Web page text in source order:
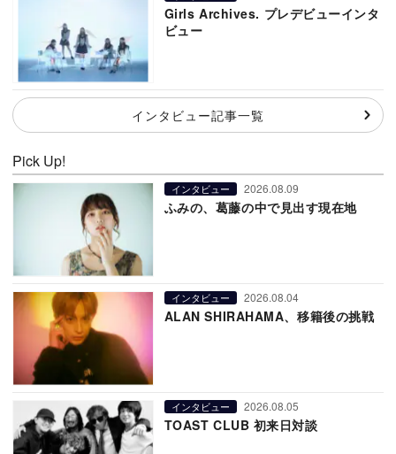
Girls Archives. プレデビューインタ
ビュー
インタビュー記事一覧
Pick Up!
インタビュー 2026.08.09
ふみの、葛藤の中で見出す現在地
インタビュー 2026.08.04
ALAN SHIRAHAMA、移籍後の挑戦
インタビュー 2026.08.05
TOAST CLUB 初来日対談